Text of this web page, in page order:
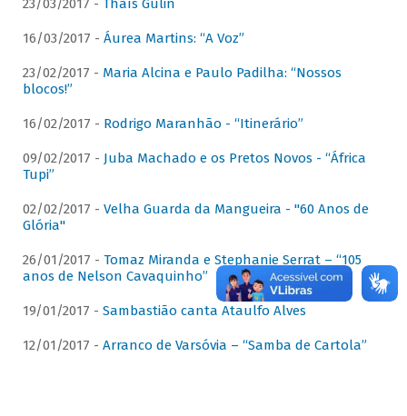
23/03/2017 - Thaís Gulin
16/03/2017 - Áurea Martins: “A Voz”
23/02/2017 - Maria Alcina e Paulo Padilha: “Nossos
blocos!”
16/02/2017 - Rodrigo Maranhão - “Itinerário”
09/02/2017 - Juba Machado e os Pretos Novos - “África
Tupi”
02/02/2017 - Velha Guarda da Mangueira - "60 Anos de
Glória"
26/01/2017 - Tomaz Miranda e Stephanie Serrat – “105
anos de Nelson Cavaquinho”
19/01/2017 - Sambastião canta Ataulfo Alves
12/01/2017 - Arranco de Varsóvia – “Samba de Cartola”